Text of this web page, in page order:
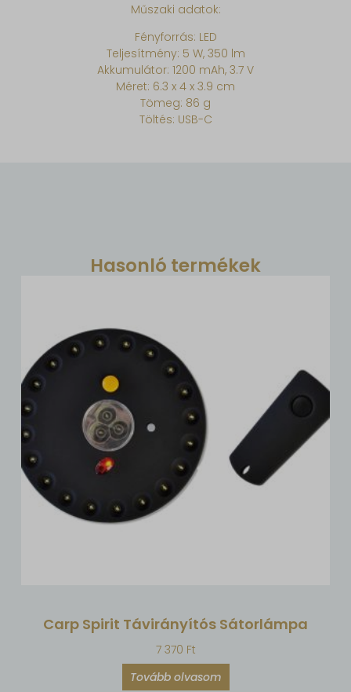
Műszaki adatok:
Fényforrás: LED
Teljesítmény: 5 W, 350 lm
Akkumulátor: 1200 mAh, 3.7 V
Méret: 6.3 x 4 x 3.9 cm
Tömeg: 86 g
Töltés: USB-C
Hasonló termékek
Carp Spirit Távirányítós Sátorlámpa
7 370 Ft
Tovább olvasom